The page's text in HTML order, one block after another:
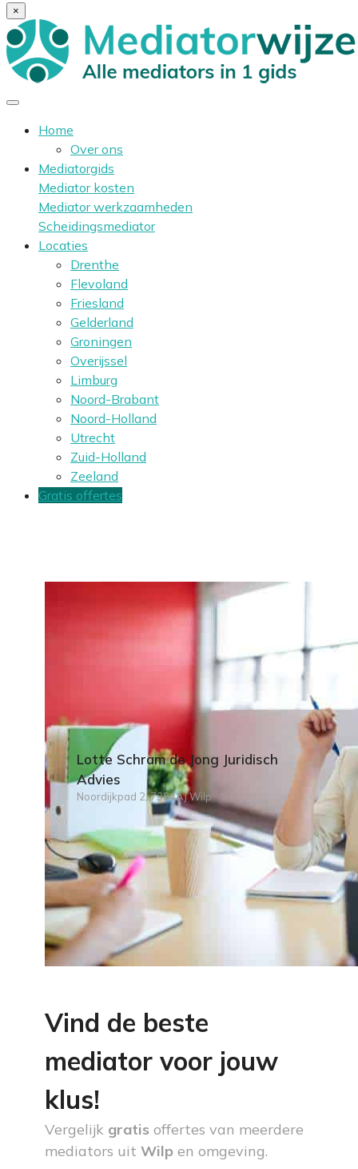
×
Home
Over ons
Mediatorgids
Mediator kosten
Mediator werkzaamheden
Scheidingsmediator
Locaties
Drenthe
Flevoland
Friesland
Gelderland
Groningen
Overijssel
Limburg
Noord-Brabant
Noord-Holland
Utrecht
Zuid-Holland
Zeeland
Gratis offertes
Lotte Schram de Jong Juridisch
Advies
Noordijkpad 2, 7384AJ Wilp
Vind de beste
mediator voor jouw
klus!
Vergelijk gratis offertes van meerdere
mediators uit Wilp en omgeving.